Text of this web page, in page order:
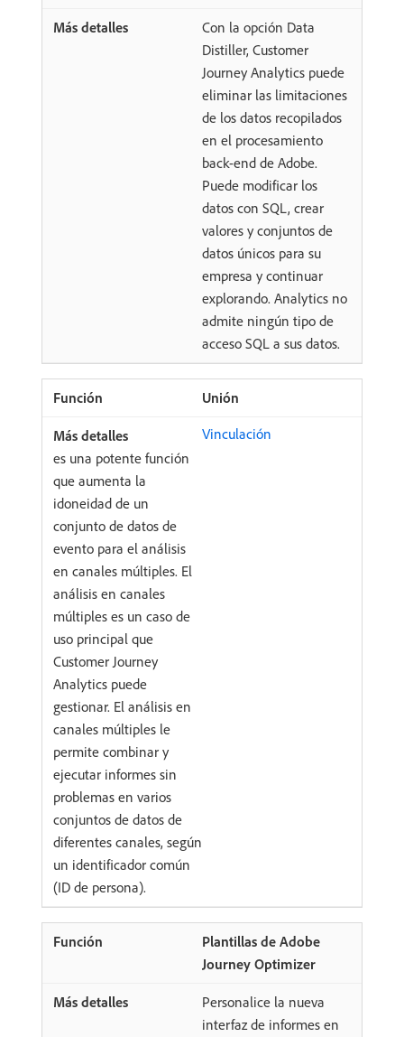
Con la opción Data
Distiller, Customer
Journey Analytics puede
eliminar las limitaciones
de los datos recopilados
en el procesamiento
back-end de Adobe.
Puede modificar los
datos con SQL, crear
valores y conjuntos de
datos únicos para su
empresa y continuar
explorando. Analytics no
admite ningún tipo de
acceso SQL a sus datos.
Unión
Vinculación
es una potente función
que aumenta la
idoneidad de un
conjunto de datos de
evento para el análisis
en canales múltiples. El
análisis en canales
múltiples es un caso de
uso principal que
Customer Journey
Analytics puede
gestionar. El análisis en
canales múltiples le
permite combinar y
ejecutar informes sin
problemas en varios
conjuntos de datos de
diferentes canales, según
un identificador común
(ID de persona).
Plantillas de Adobe
Journey Optimizer
Personalice la nueva
interfaz de informes en